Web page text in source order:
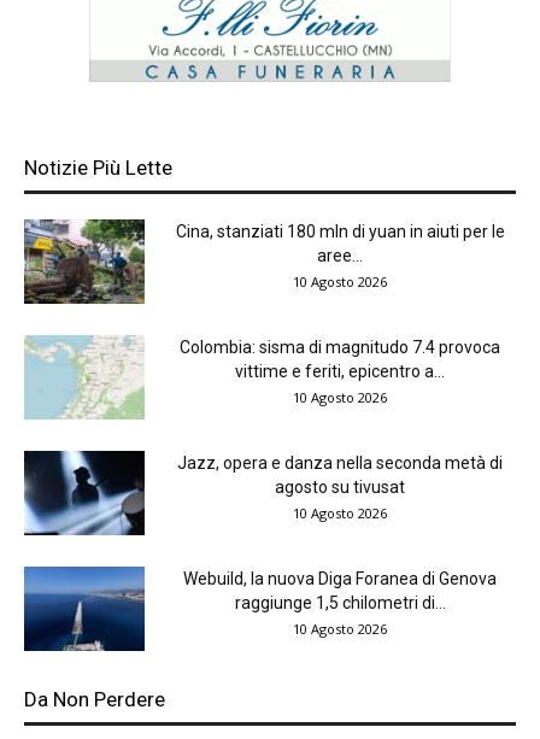
Notizie Più Lette
Cina, stanziati 180 mln di yuan in aiuti per le
aree...
10 Agosto 2026
Colombia: sisma di magnitudo 7.4 provoca
vittime e feriti, epicentro a...
10 Agosto 2026
Jazz, opera e danza nella seconda metà di
agosto su tivusat
10 Agosto 2026
Webuild, la nuova Diga Foranea di Genova
raggiunge 1,5 chilometri di...
10 Agosto 2026
Da Non Perdere